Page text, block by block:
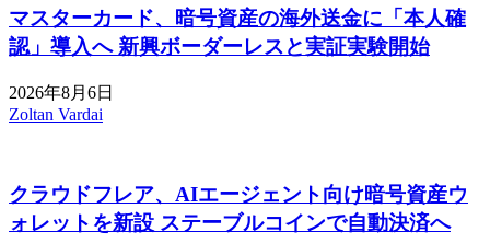
マスターカード、暗号資産の海外送金に「本人確
認」導入へ 新興ボーダーレスと実証実験開始
2026年8月6日
Zoltan Vardai
クラウドフレア、AIエージェント向け暗号資産ウ
ォレットを新設 ステーブルコインで自動決済へ